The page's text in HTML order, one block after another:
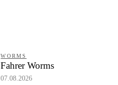
WORMS
Fahrer Worms
07.08.2026